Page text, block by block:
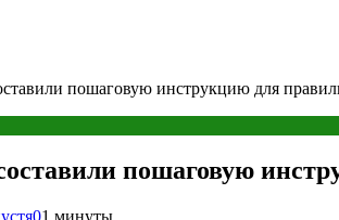
пошаговую инструкцию для
пошаговую